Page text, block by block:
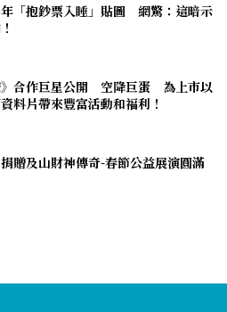
「抱鈔票入睡」貼圖 網驚：這暗示
》合作巨星公開 空降巨蛋 為上市以
料片帶來豐富活動和福利！
贈及山財神傳奇-春節公益展演圓滿